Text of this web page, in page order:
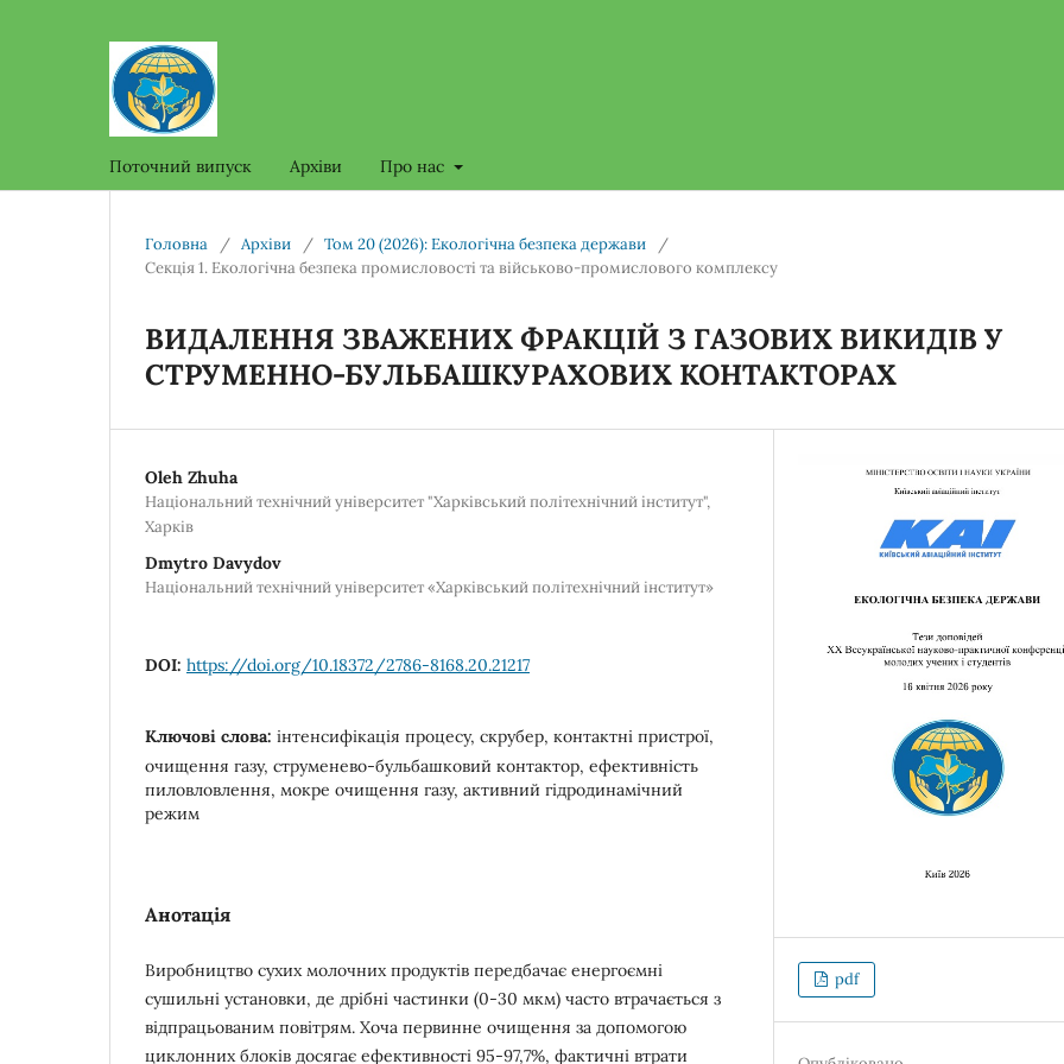
Поточний випуск Архіви Про нас
Головна / Архіви / Том 20 (2026): Екологічна безпека держави
/
Секція 1. Екологічна безпека промисловості та військово-промислового комплексу
ВИДАЛЕННЯ ЗВАЖЕНИХ ФРАКЦІЙ З ГАЗОВИХ ВИКИДІВ У
СТРУМЕННО-БУЛЬБАШКУРАХОВИХ КОНТАКТОРАХ
Oleh Zhuha
Національний технічний університет "Харківський політехнічний інститут",
Харків
Dmytro Davydov
Національний технічний університет «Харківський політехнічний інститут»
DOI: https://doi.org/10.18372/2786-8168.20.21217
Ключові слова: інтенсифікація процесу, скрубер, контактні пристрої,
очищення газу, струменево-бульбашковий контактор, ефективність
пиловловлення, мокре очищення газу, активний гідродинамічний
режим
Анотація
Виробництво сухих молочних продуктів передбачає енергоємні
сушильні установки, де дрібні частинки (0-30 мкм) часто втрачається з
відпрацьованим повітрям. Хоча первинне очищення за допомогою
циклонних блоків досягає ефективності 95-97,7%, фактичні втрати
pdf